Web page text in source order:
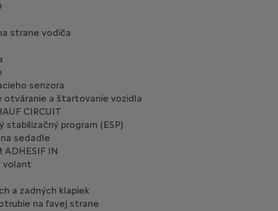
strane vodiča
senzora
otváranie a štartovanie vozidla
CIRCUIT
stabilizačný program (ESP)
sedadle
ADHESIF IN
volant
a zadných klapiek
na ľavej strane